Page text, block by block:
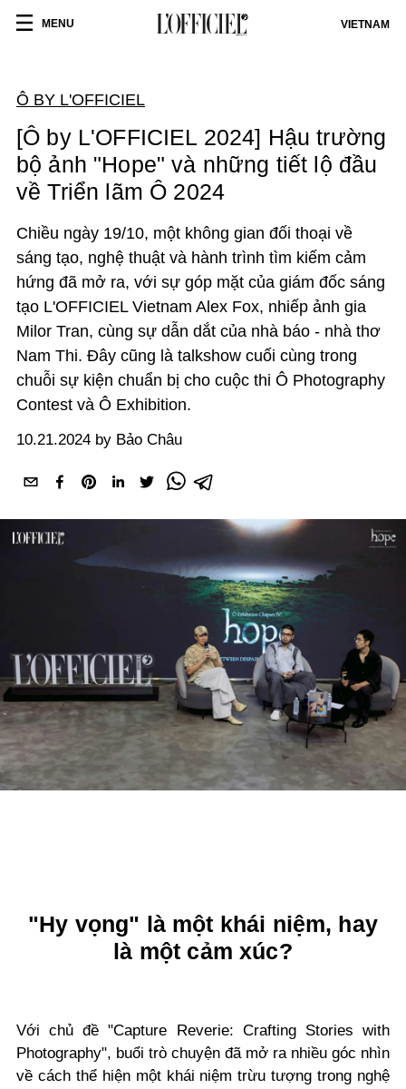
MENU VIETNAM
Ô BY L'OFFICIEL
[Ô by L'OFFICIEL 2024] Hậu trường
bộ ảnh "Hope" và những tiết lộ đầu
về Triển lãm Ô 2024
Chiều ngày 19/10, một không gian đối thoại về
sáng tạo, nghệ thuật và hành trình tìm kiếm cảm
hứng đã mở ra, với sự góp mặt của giám đốc sáng
tạo L'OFFICIEL Vietnam Alex Fox, nhiếp ảnh gia
Milor Tran, cùng sự dẫn dắt của nhà báo - nhà thơ
Nam Thi. Đây cũng là talkshow cuối cùng trong
chuỗi sự kiện chuẩn bị cho cuộc thi Ô Photography
Contest và Ô Exhibition.
10.21.2024 by Bảo Châu
"Hy vọng" là một khái niệm, hay
là một cảm xúc?
Với chủ đề "Capture Reverie: Crafting Stories with
Photography", buổi trò chuyện đã mở ra nhiều góc nhìn
về cách thể hiện một khái niệm trừu tượng trong nghệ